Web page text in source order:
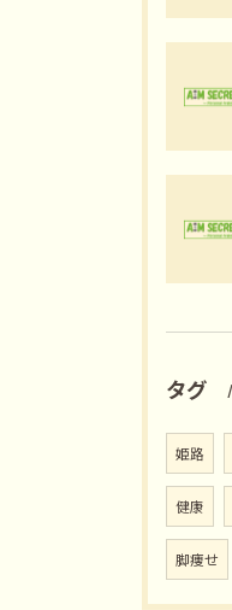
タグ
姫路
健康
脚痩せ